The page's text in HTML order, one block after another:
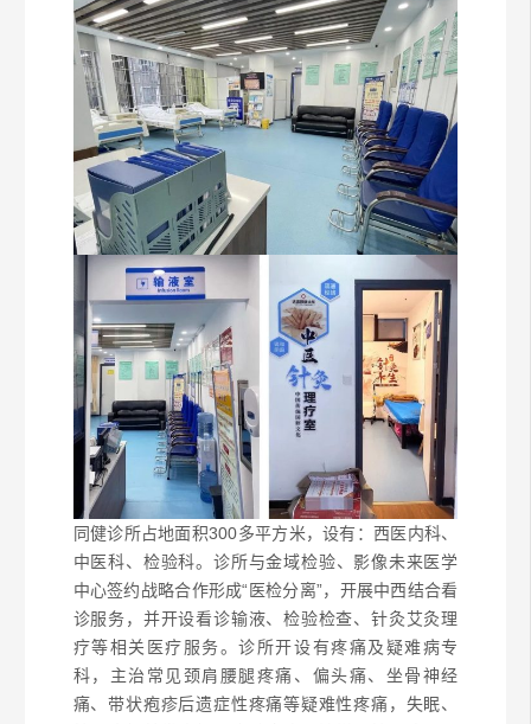
同健诊所占地面积300多平方米，设有：西医内科、
中医科、检验科。 诊所与金域检验、影像未来医学
中心签约战略合作形成“医检分离”，开展中西结合看
诊服务，并开设看诊输液、检验检查、针灸艾灸理
疗等相关医疗服务。诊所开设有疼痛及疑难病专
科，主治常见颈肩腰腿疼痛、偏头痛、坐骨神经
痛、带状疱疹后遗症性疼痛等疑难性疼痛，失眠、